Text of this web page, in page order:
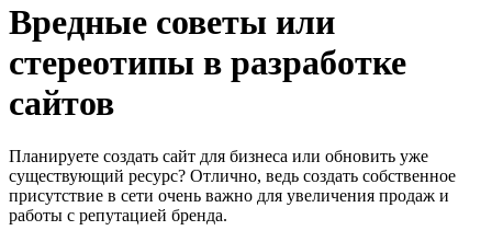
Вредные советы или
стереотипы в разработке
сайтов
Планируете создать сайт для бизнеса или обновить уже
существующий ресурс? Отлично, ведь создать собственное
присутствие в сети очень важно для увеличения продаж и
работы с репутацией бренда.